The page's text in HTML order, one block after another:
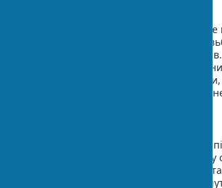
Московська школа розвивала храмове
Багатоярусні іконостаси з багатою
характерною рисою російських
традиції вирізняються більш
місцевих матеріалів. Слід
вносила унікальні елементи в
XXI століття принесло
Сучасні проєкти поєднують
матеріалами – як симфонія традицій
великі вітражні вікна створюють